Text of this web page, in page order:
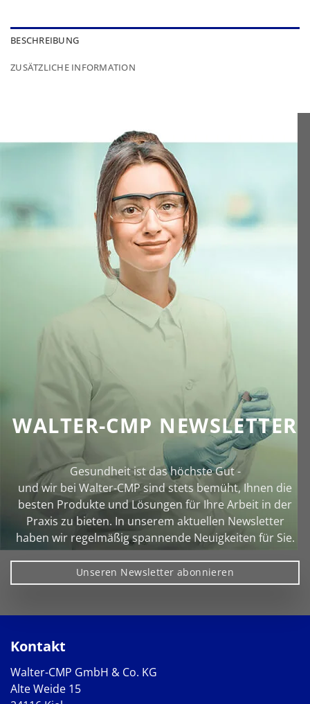
BESCHREIBUNG
ZUSÄTZLICHE INFORMATION
WALTER-CMP NEWSLETTER
Gesundheit ist das höchste Gut -
und wir bei Walter‑CMP sind stets bemüht, Ihnen die
besten Produkte und Lösungen für Ihre Arbeit in der
Praxis zu bieten. In unserem aktuellen Newsletter
haben wir regelmäßig spannende Neuigkeiten für Sie.
Unseren Newsletter abonnieren
Kontakt
Walter-CMP GmbH & Co. KG
Alte Weide 15